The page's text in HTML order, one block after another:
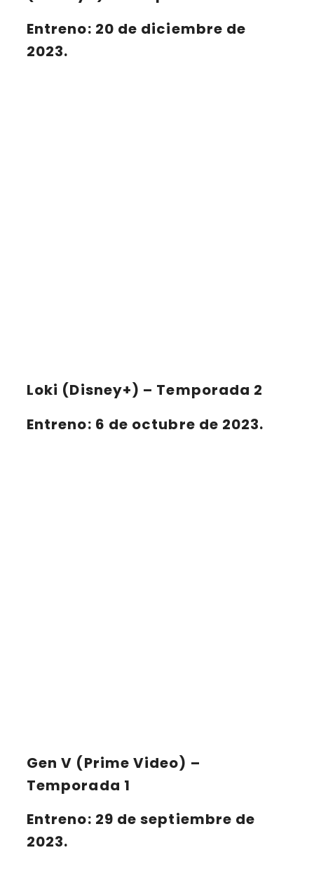
Entreno: 20 de diciembre de
2023.
Loki (Disney+) – Temporada 2
Entreno: 6 de octubre de 2023.
Gen V (Prime Video) –
Temporada 1
Entreno: 29 de septiembre de
2023.